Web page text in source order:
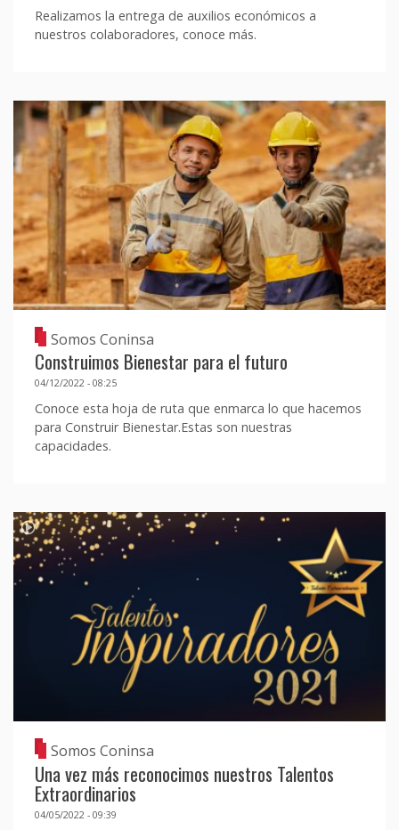
Realizamos la entrega de auxilios económicos a
nuestros colaboradores, conoce más.
Somos Coninsa
Construimos Bienestar para el futuro
04/12/2022 - 08:25
Conoce esta hoja de ruta que enmarca lo que hacemos
para Construir Bienestar.Estas son nuestras
capacidades.
Somos Coninsa
Una vez más reconocimos nuestros Talentos
Extraordinarios
04/05/2022 - 09:39